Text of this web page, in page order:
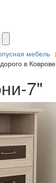
мебель
в Коврове
7"